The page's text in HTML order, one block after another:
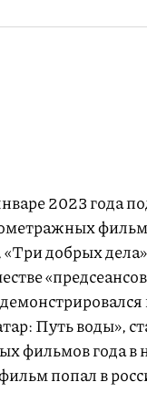
2023 года
добрых
Путь воды»,
фильмов года в
попал в